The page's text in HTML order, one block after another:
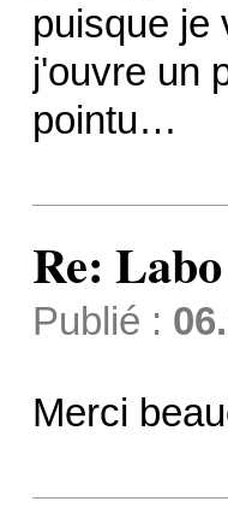
puisque je
j'ouvre un
pointu…
Re:
Publié :
Merci